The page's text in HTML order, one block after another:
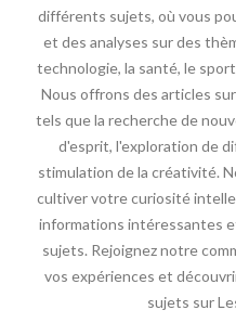
différents sujets, où vous
et des analyses sur des
technologie, la santé, le
Nous offrons des articles
tels que la recherche de
d'esprit, l'exploration de
stimulation de la créativité.
cultiver votre curiosité
informations intéressantes
sujets. Rejoignez notre
vos expériences et
sujets sur